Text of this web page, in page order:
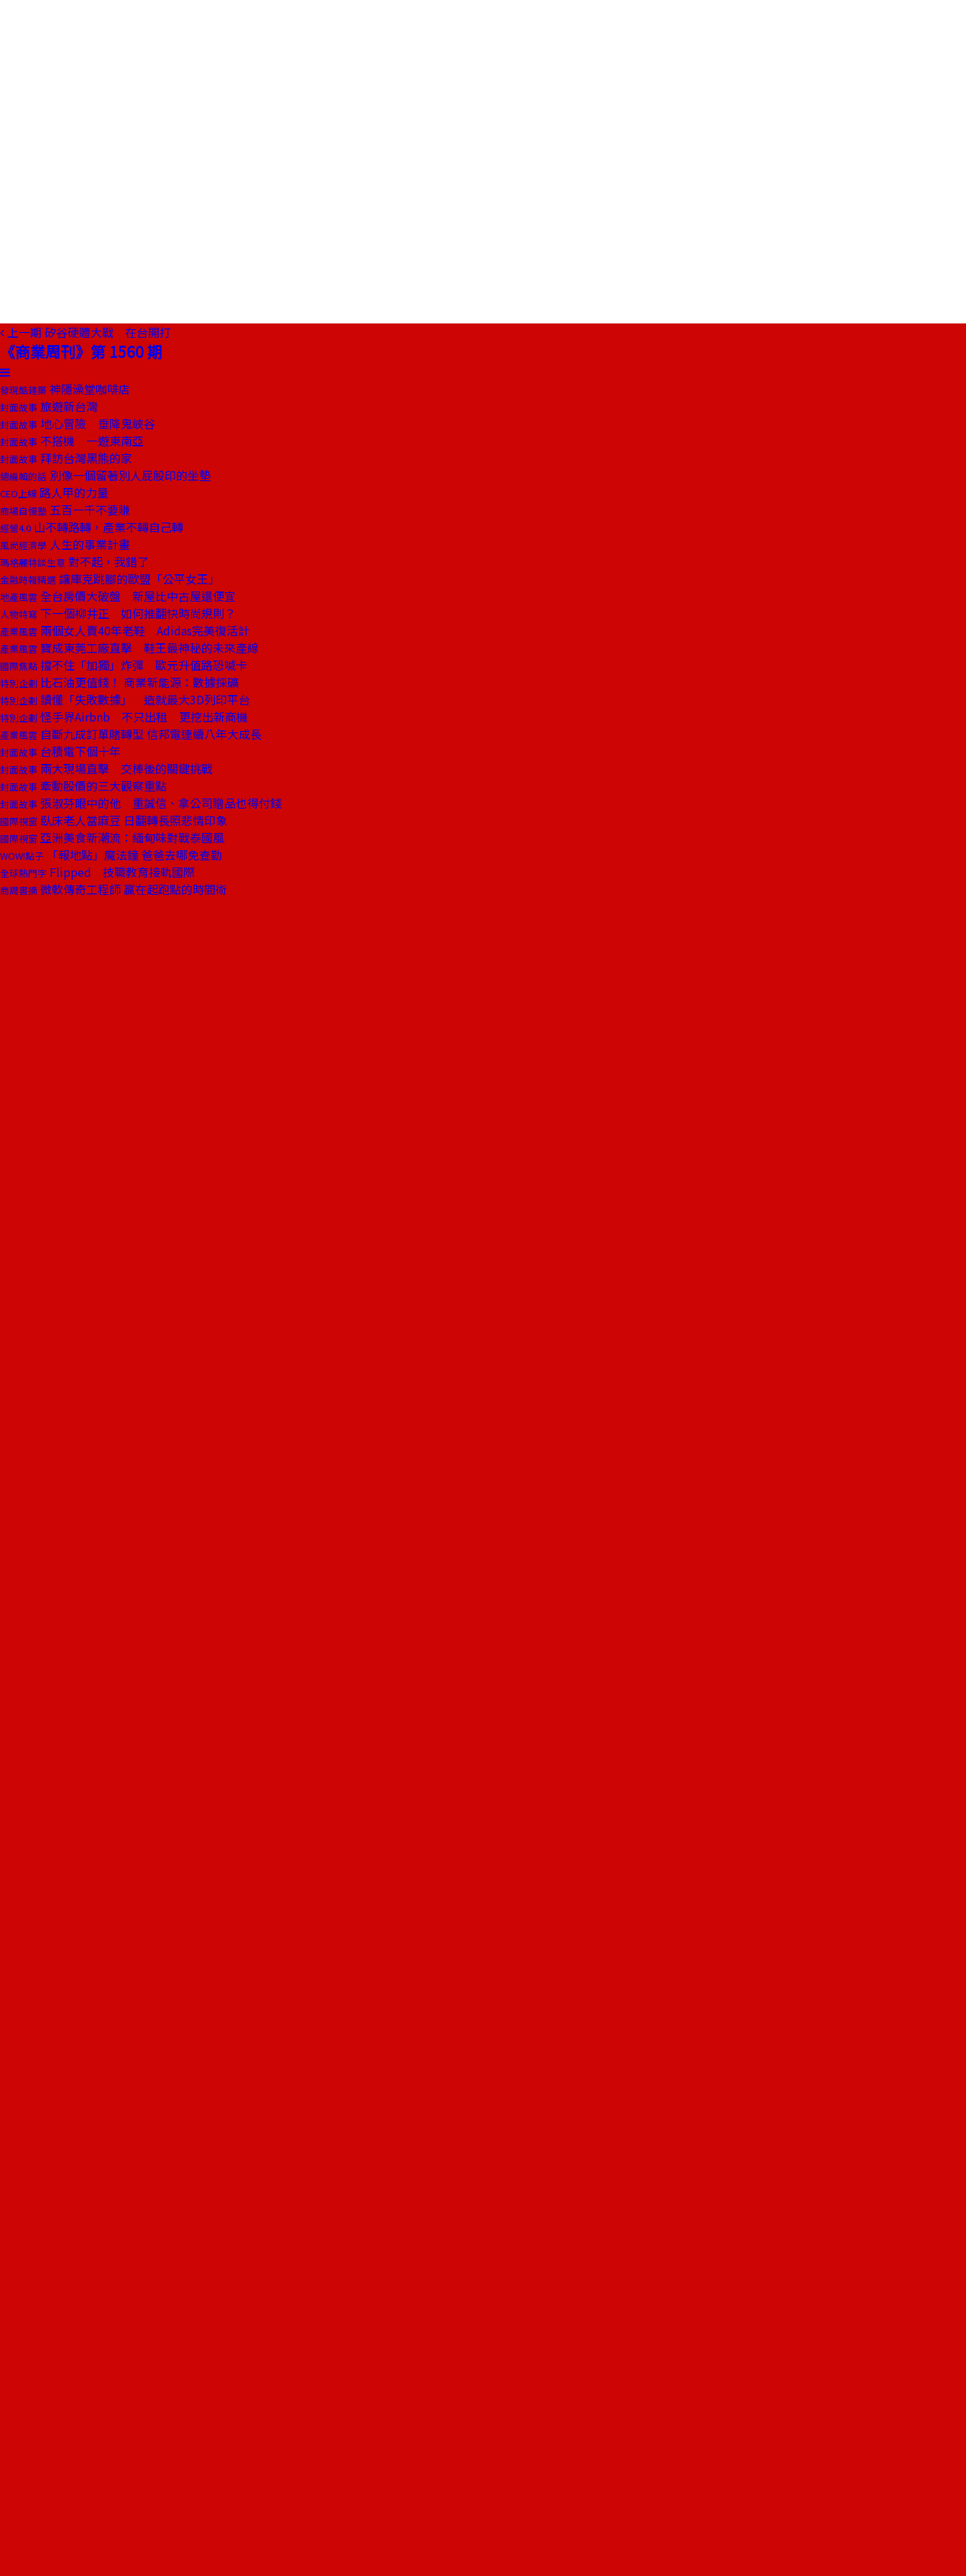
上一期 矽谷硬體大戰 在台開打
《商業周刊》第 1560 期
發現酷建築 神隱澡堂咖啡店
封面故事 旅遊新台灣
封面故事 地心冒險 垂降鬼峽谷
封面故事 不搭機 一遊東南亞
封面故事 拜訪台灣黑熊的家
總編輯的話 別像一個留著別人屁股印的坐墊
CEO上線 路人甲的力量
商場自慢塾 五百一千不要賺
經營4.0 山不轉路轉，產業不轉自己轉
風尚經濟學 人生的事業計畫
瑪格麗特談生意 對不起，我錯了
金融時報精選 讓庫克跳腳的歐盟「公平女王」
地產風雲 全台房價大破盤 新屋比中古屋還便宜
人物特寫 下一個柳井正 如何推翻快時尚規則？
產業風雲 兩個女人賣40年老鞋 Adidas完美復活計
產業風雲 寶成東莞工廠直擊 鞋王最神秘的未來產線
國際焦點 擋不住「加獨」炸彈 歐元升值路恐喊卡
特別企劃 比石油更值錢！ 商業新能源：數據採礦
特別企劃 讀懂「失敗數據」 造就最大3D列印平台
特別企劃 怪手界Airbnb 不只出租 更挖出新商機
產業風雲 自斷九成訂單賭轉型 信邦電連續八年大成長
封面故事 台積電下個十年
封面故事 兩大現場直擊 交棒後的關鍵挑戰
封面故事 牽動股價的三大觀察重點
封面故事 張淑芬眼中的他 重誠信、拿公司贈品也得付錢
國際視窗 臥床老人當麻豆 日翻轉長照悲情印象
國際視窗 亞洲美食新潮流：緬甸味對戰泰國風
WOW!點子 「報地點」魔法鐘 爸爸去哪免查勤
全球熱門字 Flipped 技職教育接軌國際
商周書摘 微軟傳奇工程師 贏在起跑點的時間術